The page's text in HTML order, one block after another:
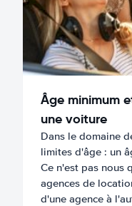
Âge minimum
une voiture
Dans le domaine
limites d'âge : un
Ce n'est pas nous
agences de
d'une agence à